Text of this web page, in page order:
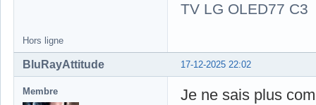
TV LG OLED77 C3
Hors ligne
17-12-2025 22:02
BluRayAttitude
Membre
Je ne sais plus